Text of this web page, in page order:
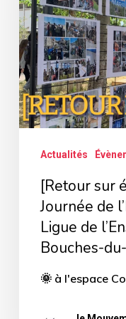
La
Journée
de
l’Engagement
par
la
l’Enseignement
Bouches-
Rhône
Actualités
[Retour sur
Journée de
Ligue de
Bouches-
🌞 à l'espace